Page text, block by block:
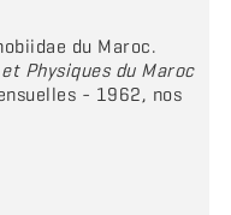
du Maroc.
Physiques du Maroc
- 1962, nos